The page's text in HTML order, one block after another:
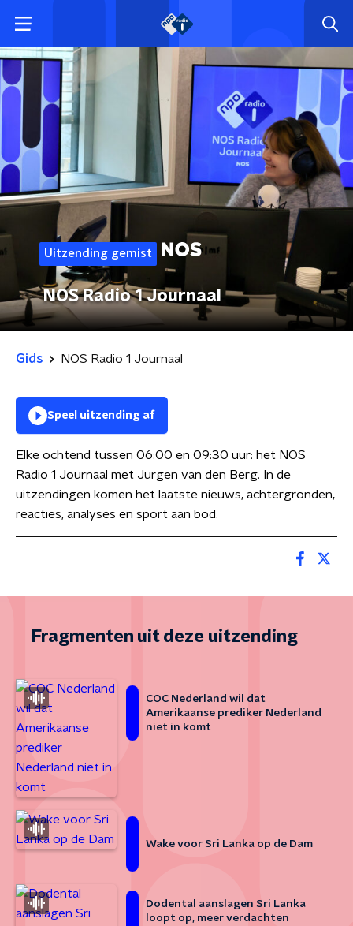
Uitzending gemist
NOS Radio 1 Journaal
Gids NOS Radio 1 Journaal
Speel uitzending af
Elke ochtend tussen 06:00 en 09:30 uur: het NOS
Radio 1 Journaal met Jurgen van den Berg. In de
uitzendingen komen het laatste nieuws, achtergronden,
reacties, analyses en sport aan bod.
Fragmenten uit deze uitzending
COC Nederland wil dat
Amerikaanse prediker Nederland
niet in komt
Wake voor Sri Lanka op de Dam
Dodental aanslagen Sri Lanka
loopt op, meer verdachten